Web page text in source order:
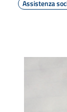
Assistenza